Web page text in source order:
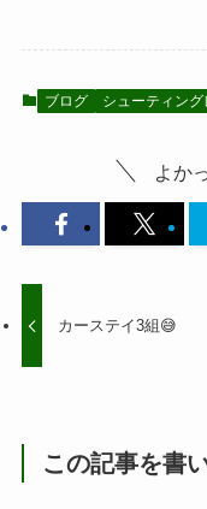
ブログ シューティング
よか
カーステイ3組😅
この記事を書